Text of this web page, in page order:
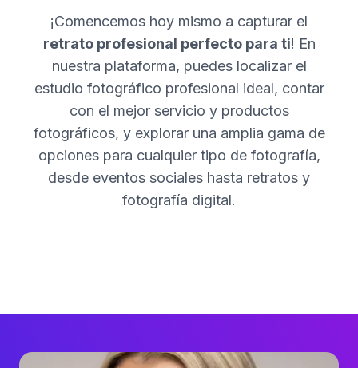
¡Comencemos hoy mismo a capturar el
retrato profesional perfecto para ti! En
nuestra plataforma, puedes localizar el
estudio fotográfico profesional ideal, contar
con el mejor servicio y productos
fotográficos, y explorar una amplia gama de
opciones para cualquier tipo de fotografía,
desde eventos sociales hasta retratos y
fotografía digital.